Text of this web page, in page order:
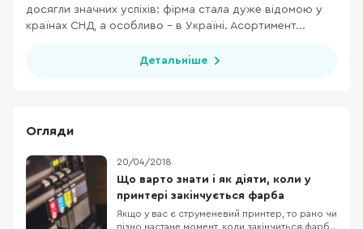
досягли значних успіхів: фірма стала дуже відомою у
країнах СНД, а особливо – в Україні. Асортимент...
Детальніше
Огляди
20/04/2018
Що варто знати і як діяти, коли у
принтері закінчується фарба
Якщо у вас є струменевий принтер, то рано чи
пізно настане момент, коли закінчиться фарба